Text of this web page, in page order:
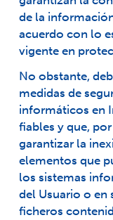
de la
acuerdo con lo
vigente en
No obstante,
medidas de
informáticos en
fiables y que,
garantizar la
elementos que
los sistemas
del Usuario o
ficheros